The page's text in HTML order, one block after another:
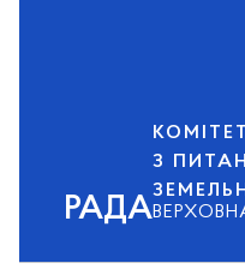
РАДА
КОМІТЕТ
З